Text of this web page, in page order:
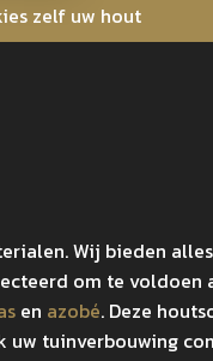
zelf uw hout
Wij bieden
om te voldoen
en azobé. Deze
tuinverbouwing